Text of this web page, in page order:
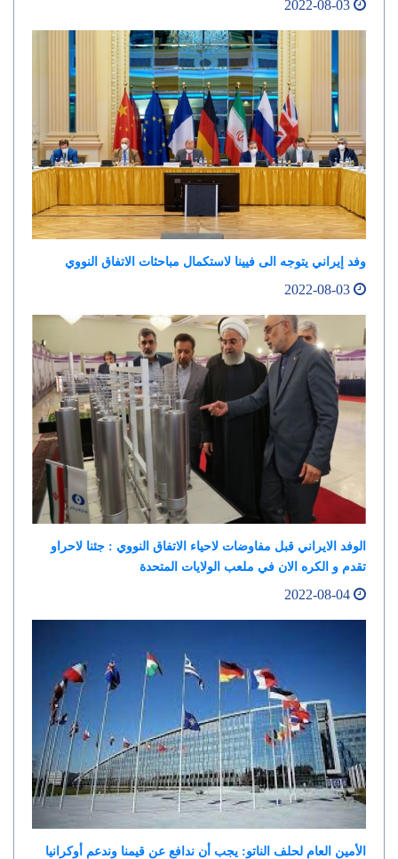
وفد إيراني يتوجه الى فيينا لاستكمال مباحثات الاتفاق النووي
الوفد الايراني قبل مفاوضات لاحياء الاتفاق النووي : جئنا لاحراو
تقدم و الكره الان في ملعب الولايات المتحدة
الأمين العام لحلف الناتو: يجب أن ندافع عن قيمنا وندعم أوكرانيا